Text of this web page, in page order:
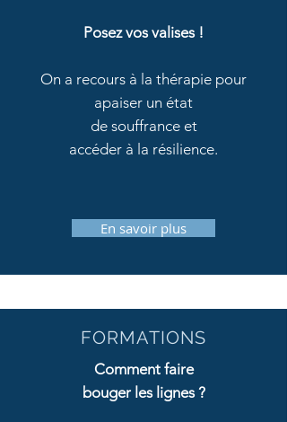
Posez vos valises !
On a recours à la thérapie pour
apaiser un état
de souffrance et
accéder à la résilience.
En savoir plus
FORMATIONS
Comment faire
bouger les lignes ?